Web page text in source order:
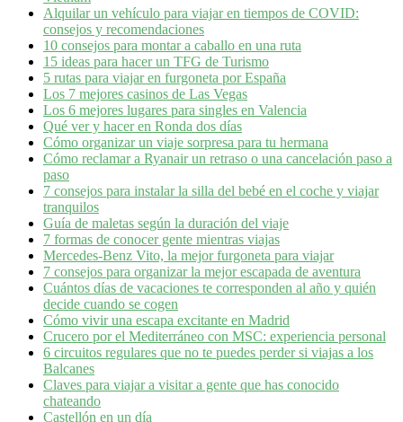
Alquilar un vehículo para viajar en tiempos de COVID:
consejos y recomendaciones
10 consejos para montar a caballo en una ruta
15 ideas para hacer un TFG de Turismo
5 rutas para viajar en furgoneta por España
Los 7 mejores casinos de Las Vegas
Los 6 mejores lugares para singles en Valencia
Qué ver y hacer en Ronda dos días
Cómo organizar un viaje sorpresa para tu hermana
Cómo reclamar a Ryanair un retraso o una cancelación paso a
paso
7 consejos para instalar la silla del bebé en el coche y viajar
tranquilos
Guía de maletas según la duración del viaje
7 formas de conocer gente mientras viajas
Mercedes-Benz Vito, la mejor furgoneta para viajar
7 consejos para organizar la mejor escapada de aventura
Cuántos días de vacaciones te corresponden al año y quién
decide cuando se cogen
Cómo vivir una escapa excitante en Madrid
Crucero por el Mediterráneo con MSC: experiencia personal
6 circuitos regulares que no te puedes perder si viajas a los
Balcanes
Claves para viajar a visitar a gente que has conocido
chateando
Castellón en un día